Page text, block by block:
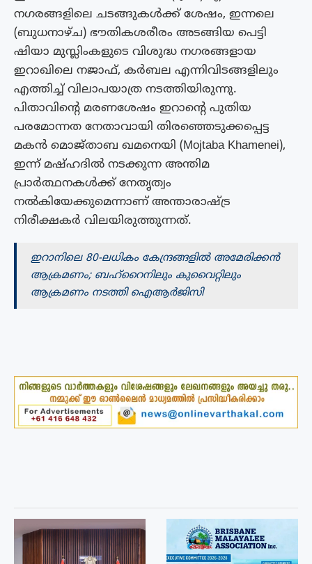
നഗരങ്ങളിലെ ചടങ്ങുകൾക്ക് ശേഷം, ഇന്നലെ
(ബുധനാഴ്ച) ഭൗതികശരീരം അടങ്ങിയ പെട്ടി
ഷിയാ മുസ്ലിംകളുടെ വിശുദ്ധ നഗരങ്ങളായ
ഇറാഖിലെ നജാഫ്, കർബല എന്നിവിടങ്ങളിലും
എത്തിച്ച് വിലാപയാത്ര നടത്തിയിരുന്നു.
പിതാവിന്റെ മരണശേഷം ഇറാന്റെ പുതിയ
പരമോന്നത നേതാവായി തിരഞ്ഞെടുക്കപ്പെട്ട
മകൻ മൊജ്താബ ഖമനെയി (Mojtaba Khamenei),
ഇന്ന് മഷ്ഹദിൽ നടക്കുന്ന അന്തിമ
പ്രാർത്ഥനകൾക്ക് നേതൃത്വം
നൽകിയേക്കുമെന്നാണ് അന്താരാഷ്ട്ര
നിരീക്ഷകർ വിലയിരുത്തുന്നത്.
ഇറാനിലെ 80-ലധികം കേന്ദ്രങ്ങളിൽ അമേരിക്കൻ
ആക്രമണം; ബഹ്റൈനിലും കുവൈറ്റിലും
ആക്രമണം നടത്തി ഐആർജിസി